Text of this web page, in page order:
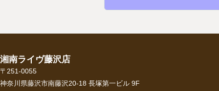
湘南ライヴ藤沢店
〒251-0055
神奈川県藤沢市南藤沢20-18 長塚第一ビル 9F